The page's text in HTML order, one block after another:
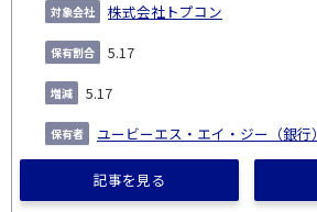
株式会社トプコン
5.17
5.17
ユービーエス・エイ・ジー（銀行）
記事を見る